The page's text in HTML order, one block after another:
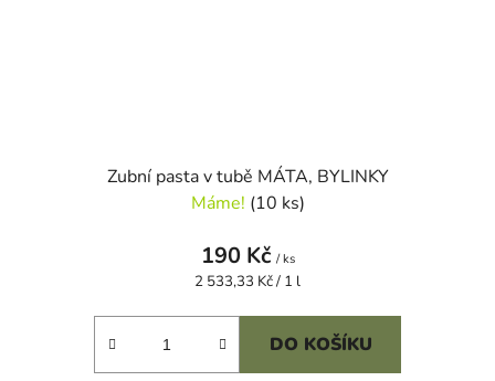
Zubní pasta v tubě MÁTA, BYLINKY
Máme! (10 ks)
190 Kč / ks
Měrná
2 533,33 Kč / 1 l
DO KOŠÍKU